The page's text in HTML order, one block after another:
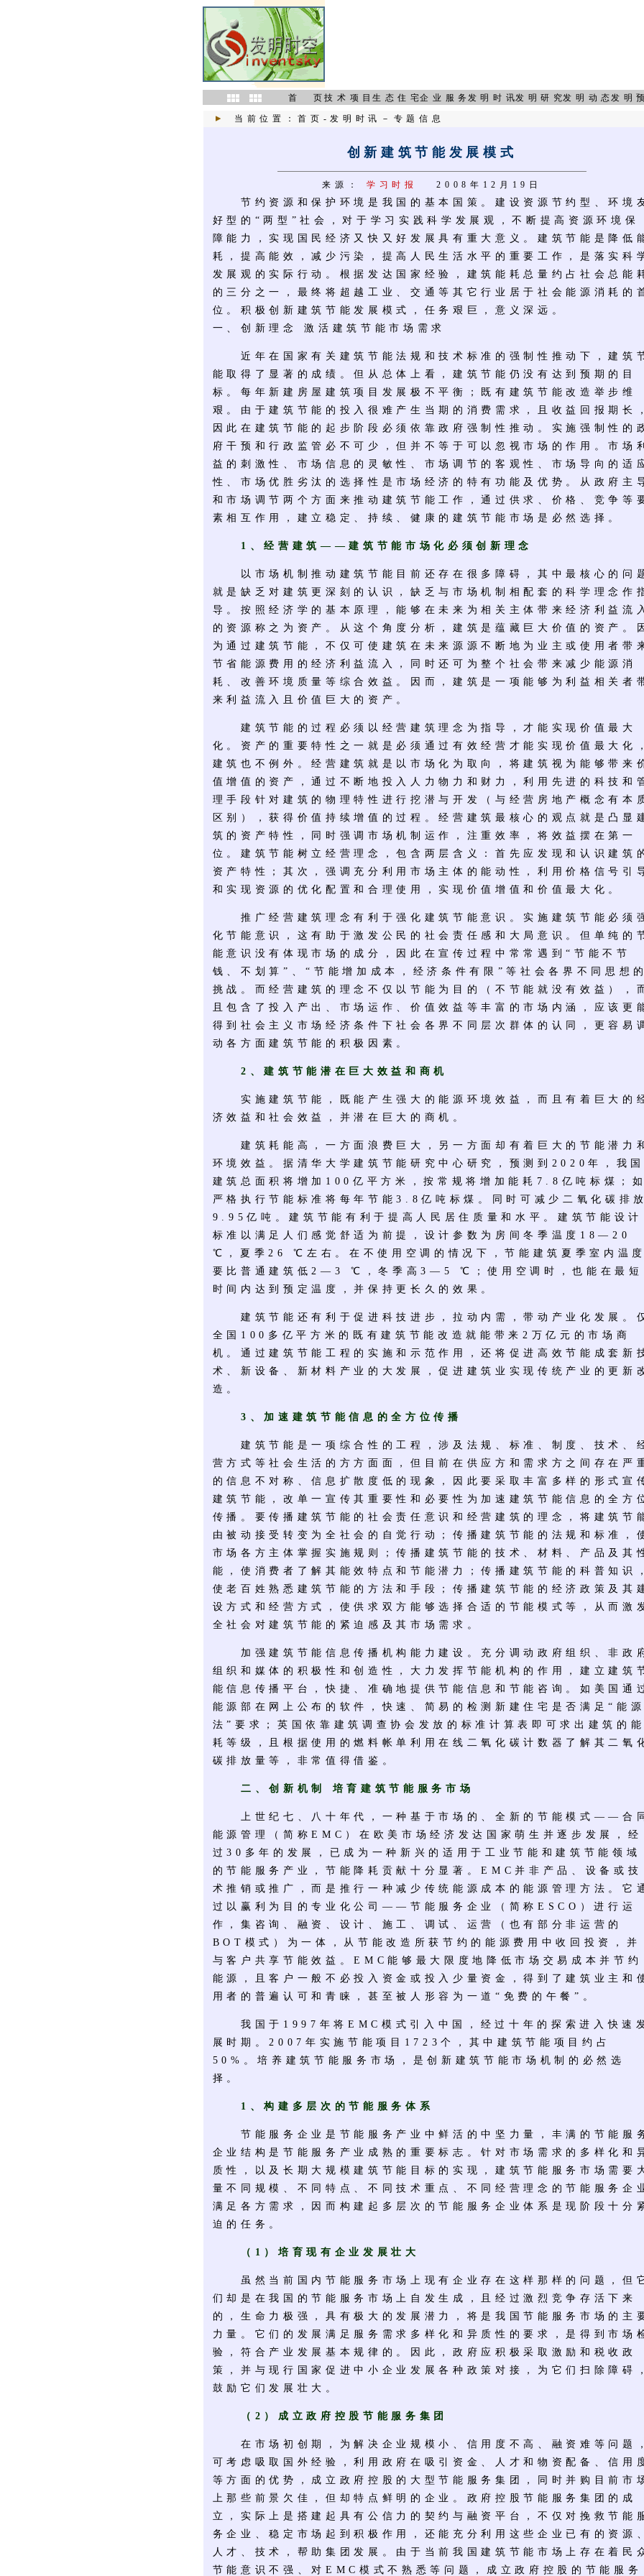
首 页技术项目生态住宅企业服务发明时讯发明研究发明动态发明
当前位置：首页 -发明时讯 － 专题信息
创新建筑节能发展模式
来源： 学习时报 2008年12月19日
节约资源和保护环境是我国的基本国策。建设资源节约型、环境
好型的“两型”社会，对于学习实践科学发展观，不断提高资源环境保
障能力，实现国民经济又快又好发展具有重大意义。建筑节能是降低
耗，提高能效，减少污染，提高人民生活水平的重要工作，是落实科
发展观的实际行动。根据发达国家经验，建筑能耗总量约占社会总能
的三分之一，最终将超越工业、交通等其它行业居于社会能源消耗的
位。积极创新建筑节能发展模式，任务艰巨，意义深远。
一、创新理念 激活建筑节能市场需求
近年在国家有关建筑节能法规和技术标准的强制性推动下，建筑
能取得了显著的成绩。但从总体上看，建筑节能仍没有达到预期的目
标。每年新建房屋建筑项目发展极不平衡；既有建筑节能改造举步维
艰。由于建筑节能的投入很难产生当期的消费需求，且收益回报期长
因此在建筑节能的起步阶段必须依靠政府强制性推动。实施强制性的
府干预和行政监管必不可少，但并不等于可以忽视市场的作用。市场
益的刺激性、市场信息的灵敏性、市场调节的客观性、市场导向的适
性、市场优胜劣汰的选择性是市场经济的特有功能及优势。从政府主
和市场调节两个方面来推动建筑节能工作，通过供求、价格、竞争等
素相互作用，建立稳定、持续、健康的建筑节能市场是必然选择。
1、经营建筑——建筑节能市场化必须创新理念
以市场机制推动建筑节能目前还存在很多障碍，其中最核心的问
就是缺乏对建筑更深刻的认识，缺乏与市场机制相配套的科学理念作
导。按照经济学的基本原理，能够在未来为相关主体带来经济利益流
的资源称之为资产。从这个角度分析，建筑是蕴藏巨大价值的资产。
为通过建筑节能，不仅可使建筑在未来源源不断地为业主或使用者带
节省能源费用的经济利益流入，同时还可为整个社会带来减少能源消
耗、改善环境质量等综合效益。因而，建筑是一项能够为利益相关者
来利益流入且价值巨大的资产。
建筑节能的过程必须以经营建筑理念为指导，才能实现价值最大
化。资产的重要特性之一就是必须通过有效经营才能实现价值最大化
建筑也不例外。经营建筑就是以市场化为取向，将建筑视为能够带来
值增值的资产，通过不断地投入人力物力和财力，利用先进的科技和
理手段针对建筑的物理特性进行挖潜与开发（与经营房地产概念有本
区别），获得价值持续增值的过程。经营建筑最核心的观点就是凸显
筑的资产特性，同时强调市场机制运作，注重效率，将效益摆在第一
位。建筑节能树立经营理念，包含两层含义：首先应发现和认识建筑
资产特性；其次，强调充分利用市场主体的能动性，利用价格信号引
和实现资源的优化配置和合理使用，实现价值增值和价值最大化。
推广经营建筑理念有利于强化建筑节能意识。实施建筑节能必须
化节能意识，这有助于激发公民的社会责任感和大局意识。但单纯的
能意识没有体现市场的成分，因此在宣传过程中常常遇到“节能不节
钱、不划算”、“节能增加成本，经济条件有限”等社会各界不同思想的
挑战。而经营建筑的理念不仅以节能为目的（不节能就没有效益），
且包含了投入产出、市场运作、价值效益等丰富的市场内涵，应该更
得到社会主义市场经济条件下社会各界不同层次群体的认同，更容易
动各方面建筑节能的积极因素。
2、建筑节能潜在巨大效益和商机
实施建筑节能，既能产生强大的能源环境效益，而且有着巨大的
济效益和社会效益，并潜在巨大的商机。
建筑耗能高，一方面浪费巨大，另一方面却有着巨大的节能潜力
环境效益。据清华大学建筑节能研究中心研究，预测到2020年，我国
建筑总面积将增加100亿平方米，按常规将增加能耗7.8亿吨标煤；如
严格执行节能标准将每年节能3.8亿吨标煤。同时可减少二氧化碳排放
9.95亿吨。建筑节能有利于提高人民居住质量和水平。建筑节能设计
标准以满足人们感觉舒适为前提，设计参数为房间冬季温度18—20
℃，夏季26 ℃左右。在不使用空调的情况下，节能建筑夏季室内温度
要比普通建筑低2—3 ℃，冬季高3—5 ℃；使用空调时，也能在最短
时间内达到预定温度，并保持更长久的效果。
建筑节能还有利于促进科技进步，拉动内需，带动产业化发展。
全国100多亿平方米的既有建筑节能改造就能带来2万亿元的市场商
机。通过建筑节能工程的实施和示范作用，还将促进高效节能成套新
术、新设备、新材料产业的大发展，促进建筑业实现传统产业的更新
造。
3、加速建筑节能信息的全方位传播
建筑节能是一项综合性的工程，涉及法规、标准、制度、技术、
营方式等社会生活的方方面面，但目前在供应方和需求方之间存在严
的信息不对称、信息扩散度低的现象，因此要采取丰富多样的形式宣
建筑节能，改单一宣传其重要性和必要性为加速建筑节能信息的全方
传播。要传播建筑节能的社会责任意识和经营建筑的理念，将建筑节
由被动接受转变为全社会的自觉行动；传播建筑节能的法规和标准，
市场各方主体掌握实施规则；传播建筑节能的技术、材料、产品及其
能，使消费者了解其能效特点和节能潜力；传播建筑节能的科普知识
使老百姓熟悉建筑节能的方法和手段；传播建筑节能的经济政策及其
设方式和经营方式，使供求双方能够选择合适的节能模式等，从而激
全社会对建筑节能的紧迫感及其市场需求。
加强建筑节能信息传播机构能力建设。充分调动政府组织、非政
组织和媒体的积极性和创造性，大力发挥节能机构的作用，建立建筑
能信息传播平台，快捷、准确地提供节能信息和节能咨询。如美国通
能源部在网上公布的软件，快速、简易的检测新建住宅是否满足“能源
法”要求；英国依靠建筑调查协会发放的标准计算表即可求出建筑的能
耗等级，且根据使用的燃料帐单利用在线二氧化碳计数器了解其二氧
碳排放量等，非常值得借鉴。
二、创新机制 培育建筑节能服务市场
上世纪七、八十年代，一种基于市场的、全新的节能模式——合
能源管理（简称EMC）在欧美市场经济发达国家萌生并逐步发展，经
过30多年的发展，已成为一种新兴的适用于工业节能和建筑节能领域
的节能服务产业，节能降耗贡献十分显著。EMC并非产品、设备或技
术推销或推广，而是推行一种减少传统能源成本的能源管理方法。它
过以赢利为目的专业化公司——节能服务企业（简称ESCO）进行运
作，集咨询、融资、设计、施工、调试、运营（也有部分非运营的
BOT模式）为一体，从节能改造所获节约的能源费用中收回投资，并
与客户共享节能效益。EMC能够最大限度地降低市场交易成本并节约
能源，且客户一般不必投入资金或投入少量资金，得到了建筑业主和
用者的普遍认可和青睐，甚至被人形容为一道“免费的午餐”。
我国于1997年将EMC模式引入中国，经过十年的探索进入快速
展时期。2007年实施节能项目1723个，其中建筑节能项目约占
50%。培养建筑节能服务市场，是创新建筑节能市场机制的必然选
择。
1、构建多层次的节能服务体系
节能服务企业是节能服务产业中鲜活的中坚力量，丰满的节能服
企业结构是节能服务产业成熟的重要标志。针对市场需求的多样化和
质性，以及长期大规模建筑节能目标的实现，建筑节能服务市场需要
量不同规模、不同特点、不同技术重点、不同经营理念的节能服务企
满足各方需求，因而构建起多层次的节能服务企业体系是现阶段十分
迫的任务。
（1）培育现有企业发展壮大
虽然当前国内节能服务市场上现有企业存在这样那样的问题，但
们却是在我国的节能服务市场上自发生成，且经过激烈竞争存活下来
的，生命力极强，具有极大的发展潜力，将是我国节能服务市场的主
力量。它们的发展满足服务需求多样化和异质性的要求，是得到市场
验，符合产业发展基本规律的。因此，政府应积极采取激励和税收政
策，并与现行国家促进中小企业发展各种政策对接，为它们扫除障碍
鼓励它们发展壮大。
（2）成立政府控股节能服务集团
在市场初创期，为解决企业规模小、信用度不高、融资难等问题
可考虑吸取国外经验，利用政府在吸引资金、人才和物资配备、信用
等方面的优势，成立政府控股的大型节能服务集团，同时并购目前市
上那些前景欠佳，但却特点鲜明的企业。政府控股节能服务集团的成
立，实际上是搭建起具有公信力的契约与融资平台，不仅对挽救节能
务企业、稳定市场起到积极作用，还能充分利用这些企业已有的资源
人才、技术，帮助集团发展。由于当前我国建筑节能市场上存在着民
节能意识不强、对EMC模式不熟悉等问题，成立政府控股的节能服务